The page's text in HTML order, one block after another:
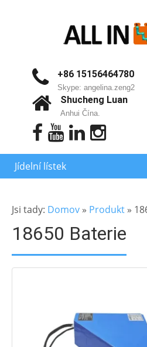
+86 15156464780
Skype: angelina.zeng2
Shucheng Luan
Anhui Čína.
Jídelní lístek
Jsi tady: Domov » Produkt »
18650 Baterie